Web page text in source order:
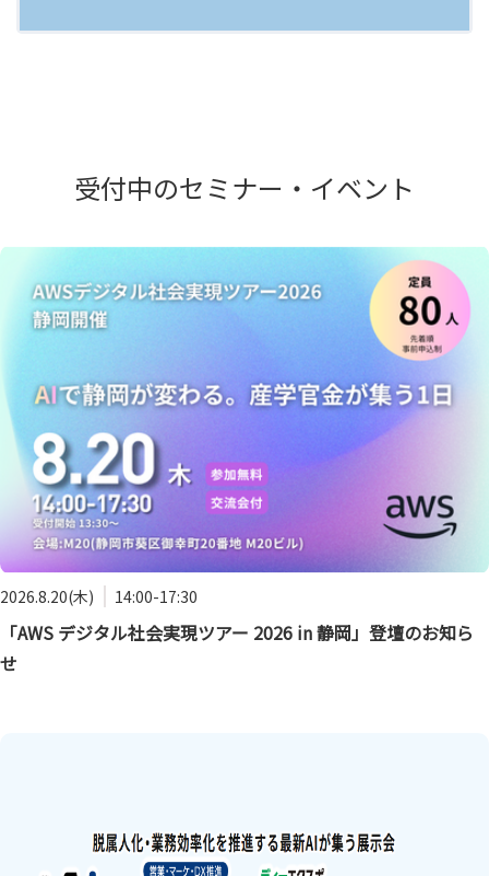
受付中のセミナー・イベント
2026.8.20(木) 14:00-17:30
「AWS デジタル社会実現ツアー 2026 in 静岡」登壇のお知ら
せ